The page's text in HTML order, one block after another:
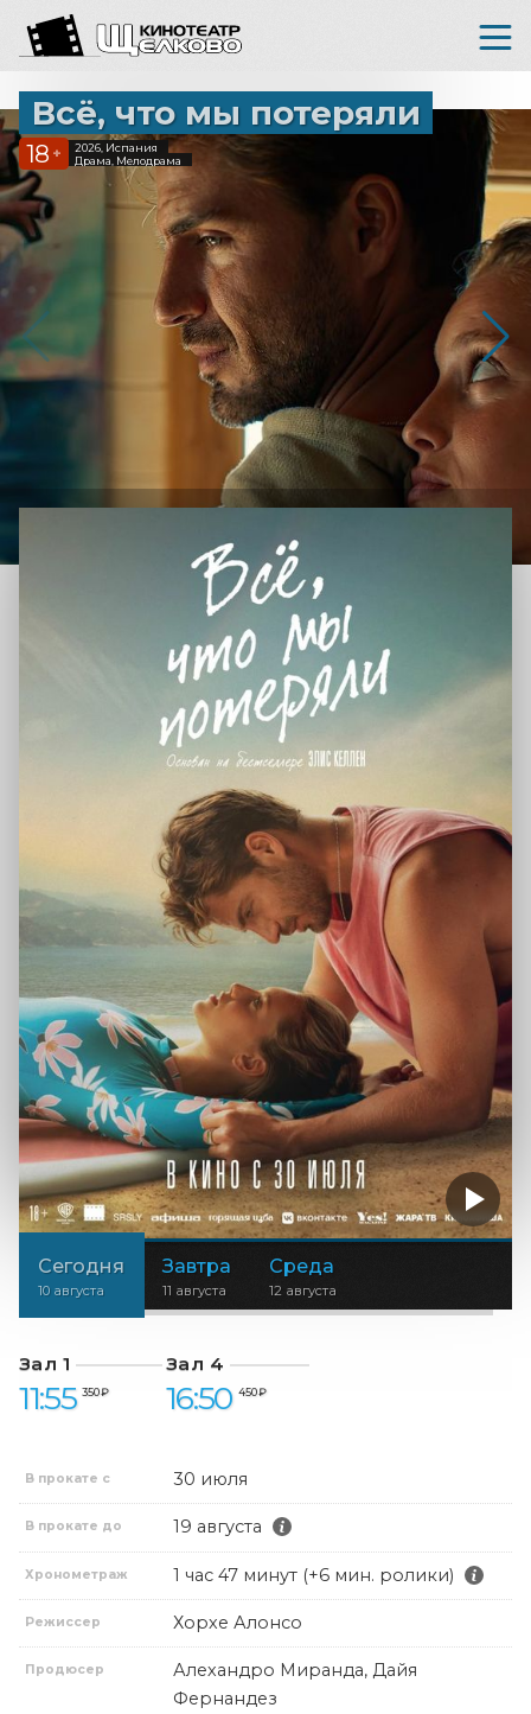
Всё, что мы потеряли
18 +
2026, Испания
Драма, Мелодрама
Сегодня
10 августа
Завтра
11 августа
Среда
12 августа
Зал 1
11:55 350 ₽
Зал 4
16:50 450 ₽
В прокате с 30 июля
В прокате до 19 августа
Хронометраж 1 час 47 минут (+6 мин. ролики)
Режиссер Хорхе Алонсо
Продюсер
Алехандро Миранда, Дайя
Фернандез